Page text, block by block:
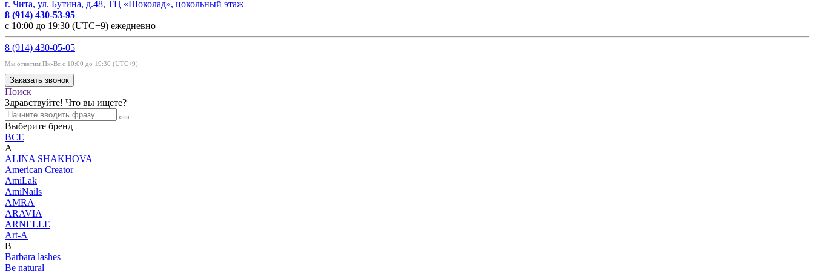
г. Чита, ул. Бутина, д.48, ТЦ «Шоколад», цокольный этаж
8 (914) 430-53-95
с 10:00 до 19:30 (UTC+9) ежедневно
8 (914) 430-05-05
Мы ответим Пн-Вс с 10:00 до 19:30 (UTC+9)
Заказать звонок
Поиск
Здравствуйте! Что вы ищете?
Выберите бренд
ВСЕ
A
ALINA SHAKHOVA
American Creator
AmiLak
AmiNails
AMRA
ARAVIA
ARNELLE
Art-A
B
Barbara lashes
Be natural